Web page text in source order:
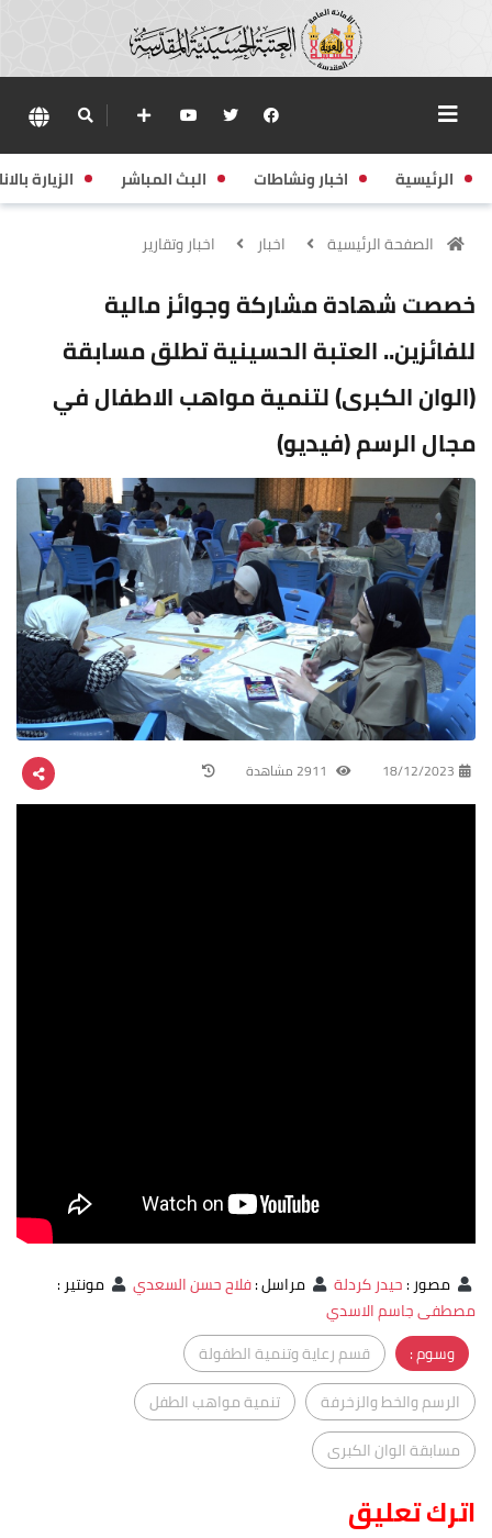
الرئيسية اخبار ونشاطات البث المباشر الزيارة
الصفحة الرئيسية اخبار اخبار وتقارير
خصصت شهادة مشاركة وجوائز مالية
للفائزين.. العتبة الحسينية تطلق مسابقة
(الوان الكبرى) لتنمية مواهب الاطفال في
مجال الرسم (فيديو)
18/12/2023
مصور:حيدر كردلة مراسل:فلاح حسن السعدي مونتير:
مصطفى جاسم الاسدي
وسوم :
قسم رعاية وتنمية الطفولة
الرسم والخط والزخرفة
تنمية مواهب الطفل
مسابقة الوان الكبرى
اترك تعليق